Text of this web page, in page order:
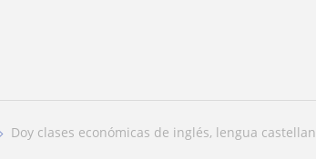
doy clases económicas de inglés, lengua